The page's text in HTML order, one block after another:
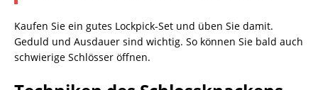
Kaufen Sie ein gutes Lockpick-Set und üben Sie damit.
Geduld und Ausdauer sind wichtig. So können Sie bald auch
schwierige Schlösser öffnen.